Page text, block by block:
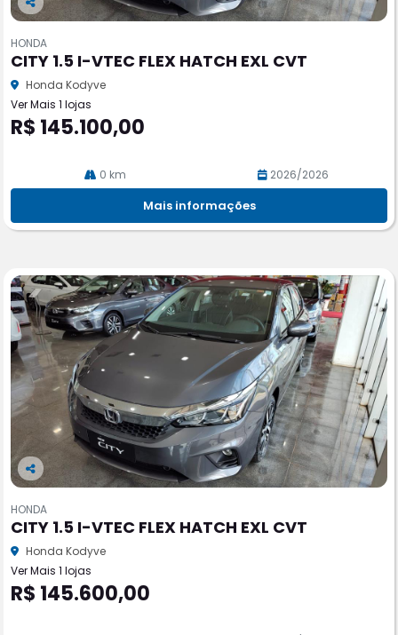
Co
pa
rtil
he
HONDA
CITY 1.5 I-VTEC FLEX HATCH EXL CVT
Honda Kodyve
Ver Mais 1 lojas
R$ 145.100,00
0 km 2026/2026
Mais informações
Co
pa
rtil
he
HONDA
CITY 1.5 I-VTEC FLEX HATCH EXL CVT
Honda Kodyve
Ver Mais 1 lojas
R$ 145.600,00